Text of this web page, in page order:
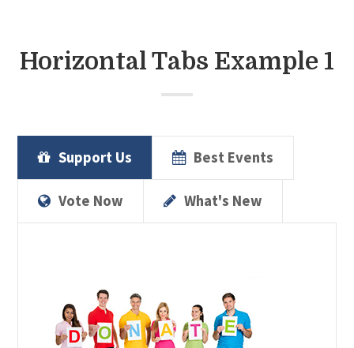
Horizontal Tabs Example 1
Support Us Best Events
Vote Now What's New